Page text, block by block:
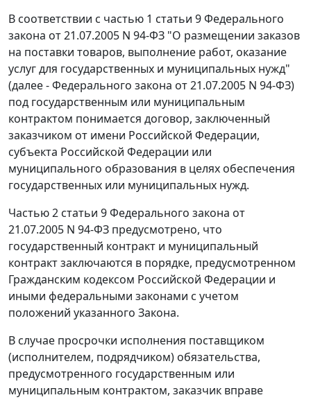
В соответствии с частью 1 статьи 9Федерального
закона от 21.07.2005 N 94-ФЗ "О размещении заказов
на поставки товаров, выполнение работ, оказание
услуг для государственных и муниципальных нужд"
(далее -Федерального закона от 21.07.2005 N 94-ФЗ)
под государственным или муниципальным
контрактом понимается договор, заключенный
заказчиком от имени Российской Федерации,
субъекта Российской Федерации или
муниципального образования в целях обеспечения
государственных или муниципальных нужд.
Частью 2 статьи 9Федерального закона от
21.07.2005 N 94-ФЗ предусмотрено, что
государственный контракт и муниципальный
контракт заключаются в порядке, предусмотренном
Гражданским кодексом Российской Федерации и
иными федеральными законами с учетом
положений указанного Закона.
В случае просрочки исполнения поставщиком
(исполнителем, подрядчиком) обязательства,
предусмотренного государственным или
муниципальным контрактом, заказчик вправе